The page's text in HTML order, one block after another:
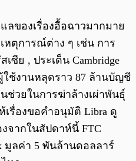
ของเรื่องอื้อฉาวมากมาย
หตุการณ์ต่าง ๆ เช่น การ
ซีย , ประเด็น Cambridge
ช้งานหลุดราว 87 ล้านบัญชี
วยในการฆ่าล้างเผ่าพันธุ์
เรื่องขอคำอนุมัติ Libra ดู
งจากในสัปดาห์นี้ FTC
มูลค่า 5 พันล้านดอลลาร์